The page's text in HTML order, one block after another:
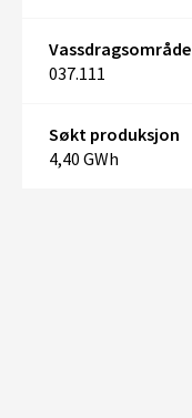
Vassdragsområde
037.111
Søkt produksjon
4,40 GWh